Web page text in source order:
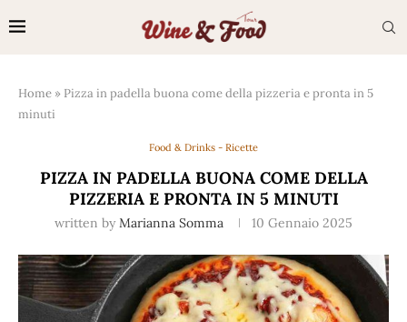
Home » Pizza in padella buona come della pizzeria e pronta in 5
minuti
Food & Drinks - Ricette
PIZZA IN PADELLA BUONA COME DELLA
PIZZERIA E PRONTA IN 5 MINUTI
written by Marianna Somma 10 Gennaio 2025